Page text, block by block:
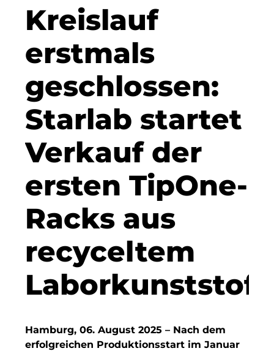
Clean Power Net (CPN)
Dennis Hoppa
CSMM
DEGIV
Die Macherei
Docunite
Eternal Power
Eventnet
F4 Immobilien GmbH
Finanzchef24
Frameworks
Gemeinde Taufkirchen
Kreislauf
erstmals
geschlossen:
Starlab startet
Verkauf der
ersten TipOne-
Racks aus
recyceltem
Laborkunststoff
Hamburg, 06. August 2025 – Nach dem
erfolgreichen Produktionsstart im Januar